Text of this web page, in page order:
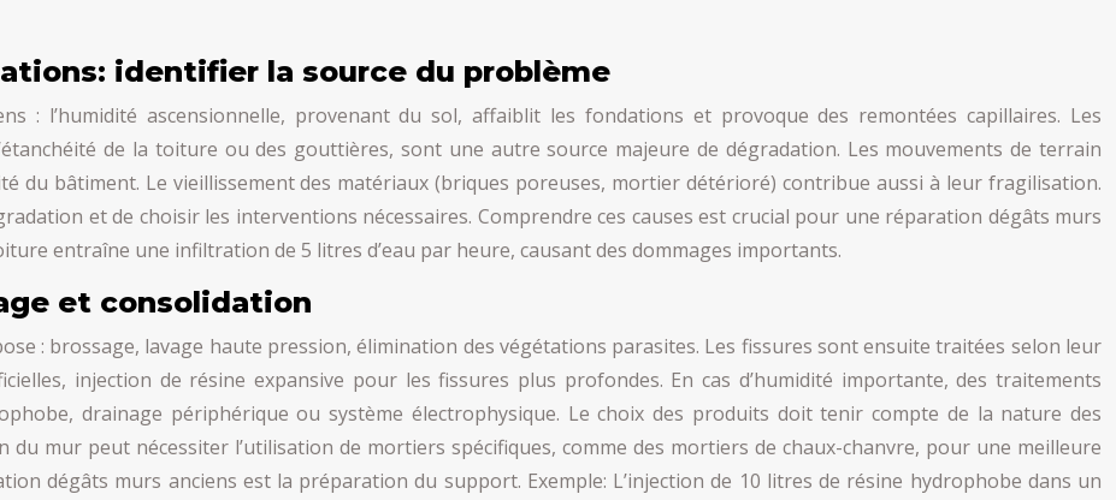
identifier la source du problème
: l’humidité ascensionnelle, provenant du sol, affaiblit les fondations et provoque des remontées capillaires. Les
de la toiture ou des gouttières, sont une autre source majeure de dégradation. Les mouvements de terrain
du bâtiment. Le vieillissement des matériaux (briques poreuses, mortier détérioré) contribue aussi à leur fragilisation.
et de choisir les interventions nécessaires. Comprendre ces causes est crucial pour une réparation dégâts murs
entraîne une infiltration de 5 litres d’eau par heure, causant des dommages importants.
et consolidation
: brossage, lavage haute pression, élimination des végétations parasites. Les fissures sont ensuite traitées selon leur
injection de résine expansive pour les fissures plus profondes. En cas d’humidité importante, des traitements
drainage périphérique ou système électrophysique. Le choix des produits doit tenir compte de la nature des
du mur peut nécessiter l’utilisation de mortiers spécifiques, comme des mortiers de chaux-chanvre, pour une meilleure
dégâts murs anciens est la préparation du support. Exemple: L’injection de 10 litres de résine hydrophobe dans un